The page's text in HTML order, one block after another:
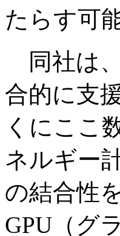
たらす可
同社は
合的に支
くにここ
ネルギー
の結合性
GPU（グ